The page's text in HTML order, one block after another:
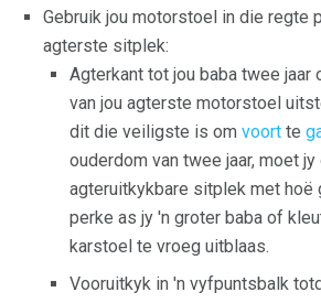
Gebruik jou motorstoel in die regte
agterste sitplek:
Agterkant tot jou baba twee jaar
van jou agterste motorstoel
dit die veiligste is om voort te
ouderdom van twee jaar, moet
agteruitkykbare sitplek met hoë
perke as jy 'n groter baba of
karstoel te vroeg uitblaas.
Vooruitkyk in 'n vyfpuntsbalk